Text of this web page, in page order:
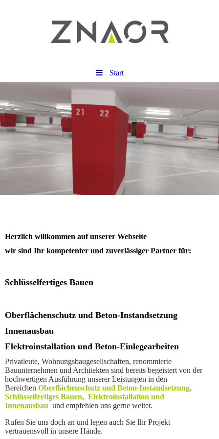
Start
Herzlich willkommen auf unserer Webseite
wir sind Ihr kompetenter und zuverlässiger Partner für:
Schlüsselfertiges Bauen
Oberflächenschutz und Beton-Instandsetzung
Innenausbau
Elektroinstallation und Beton-Einlegearbeiten
Privatleute, Wohnungsbaugesellschaften, renommierte
Bauunternehmen und Architekten sind bereits begeistert von der
hochwertigen Ausführung unserer Leistungen in den
Bereichen Oberflächenschutz und Beton-Instandsetzung,
Schlüsselfertiges Bauen, Elektroinstallation und
Innenausbau und empfehlen uns gerne weiter.
Rufen Sie uns doch an und legen auch Sie Ihr Projekt
vertrauensvoll in unsere Hände.